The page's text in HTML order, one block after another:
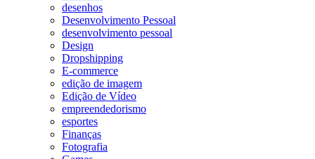
desenhos
Desenvolvimento Pessoal
desenvolvimento pessoal
Design
Dropshipping
E-commerce
edição de imagem
Edição de Vídeo
empreendedorismo
esportes
Finanças
Fotografia